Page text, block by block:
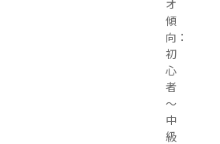
オ
傾
向：
初
心
者
～
中
級